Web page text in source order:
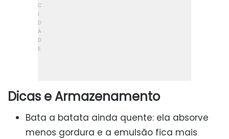
Dicas e Armazenamento
Bata a batata ainda quente: ela absorve
menos gordura e a emulsão fica mais